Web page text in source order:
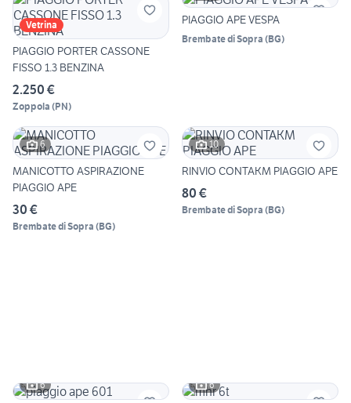
Vetrina
PIAGGIO PORTER CASSONE
FISSO 1.3 BENZINA
2.250 €
Zoppola (PN)
PIAGGIO APE VESPA
Brembate di Sopra (BG)
6
MANICOTTO ASPIRAZIONE
PIAGGIO APE
30 €
Brembate di Sopra (BG)
10
RINVIO CONTAKM PIAGGIO APE
80 €
Brembate di Sopra (BG)
6 6